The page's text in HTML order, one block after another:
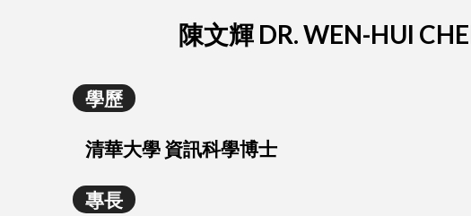
陳文輝 DR. WEN-HUI
學歷
清華大學 資訊科學博士
專長